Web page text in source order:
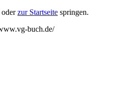
oderzur Startseite springen.
buch.de/